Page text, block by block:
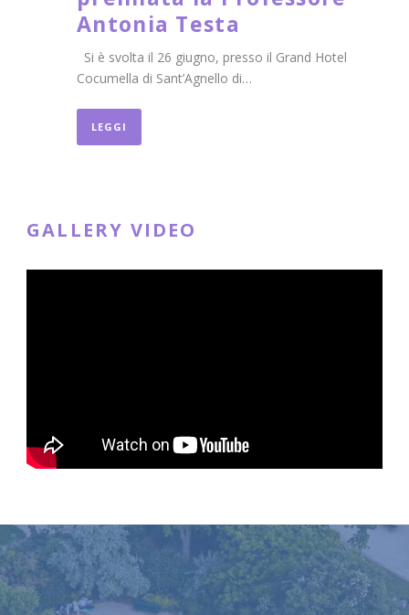
Antonia Testa
Si è svolta il 26 giugno, presso il Grand Hotel
Cocumella di Sant’Agnello di…
LEGGI
GALLERY VIDEO